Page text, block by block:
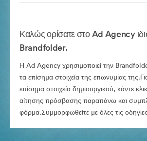
Καλώς ορίσατε στο Ad Agency
Brandfolder.
Η Ad Agency χρησιμοποιεί την
τα επίσημα στοιχεία της επωνυμίας
επίσημα στοιχεία δημιουργικού, κάντε
αίτησης πρόσβασης παραπάνω και
φόρμα.Συμμορφωθείτε με όλες τις